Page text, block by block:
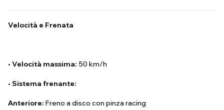
Velocità e Frenata
• Velocità massima: 50 km/h
• Sistema frenante:
Anteriore: Freno a disco con pinza racing